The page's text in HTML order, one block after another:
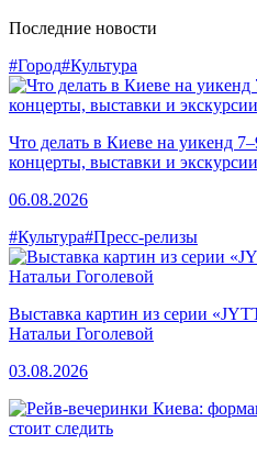
Последние новости
#Город#Культура
Что делать в Киеве на уикенд
концерты, выставки и экскурсии
06.08.2026
#Культура#Пресс-релизы
Выставка картин из серии
Натальи Гоголевой
03.08.2026